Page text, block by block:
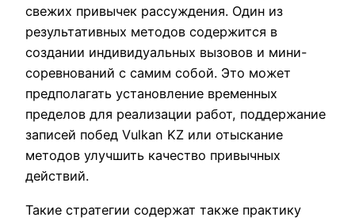
свежих привычек рассуждения. Один из
результативных методов содержится в
создании индивидуальных вызовов и мини-
соревнований с самим собой. Это может
предполагать установление временных
пределов для реализации работ, поддержание
записей побед Vulkan KZ или отыскание
методов улучшить качество привычных
действий.
Такие стратегии содержат также практику